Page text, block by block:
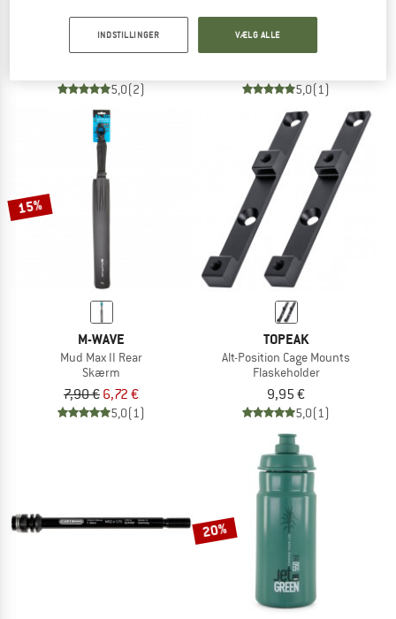
ELITE
Fly 550 ml
Cykel drikkeflaske
5,0(2)
ORTLIEB
QL2-Lock
5,0(1)
15%
M-WAVE
Mud Max II Rear
Skærm
7,90 € 6,72 €
5,0(1)
TOPEAK
Alt-Position Cage Mounts
Flaskeholder
9,95 €
5,0(1)
20%
INDSTILLINGER VÆLG ALLE